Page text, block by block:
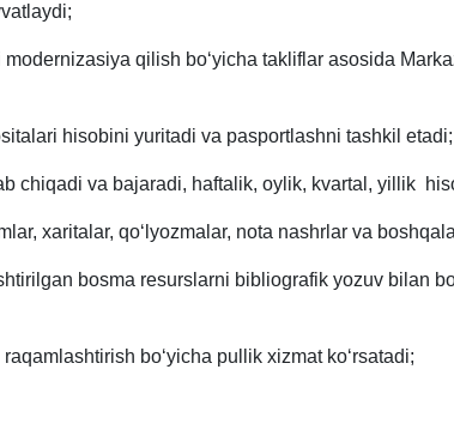
qilish bo‘yicha takliflar asosida
hisobini yuritadi va pasportlashni tashkil etadi;
chiqadi va bajaradi, haftalik, oylik, kvartal, yillik
xaritalar, qo‘lyozmalar, nota nashrlar va
bosma resurslarni bibliografik yozuv bilan
bo‘yicha pullik xizmat ko‘rsatadi;